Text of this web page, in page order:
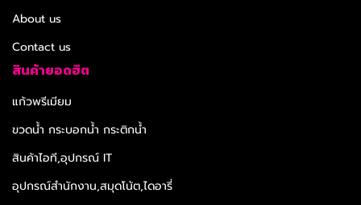
About us
Contact us
สินค้ายอดฮิต
แก้วพรีเมียม
ขวดน้ำ กระบอกน้ำ กระติกน้ำ
สินค้าไอที,อุปกรณ์ IT
อุปกรณ์สำนักงาน,สมุดโน้ต,ไดอารี่